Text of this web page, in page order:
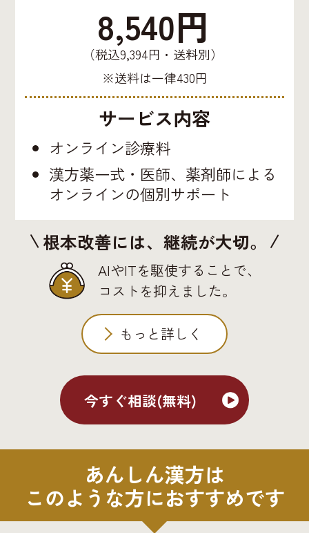
8,540円
（税込9,394円・送料別）
※送料は一律430円
サービス内容
オンライン診療料
漢方薬一式・医師、薬剤師による
オンラインの個別サポート
根本改善には、継続が大切。
AIやITを駆使することで、
コストを抑えました。
もっと詳しく
今すぐ相談(無料)
あんしん漢方は
このような方におすすめです